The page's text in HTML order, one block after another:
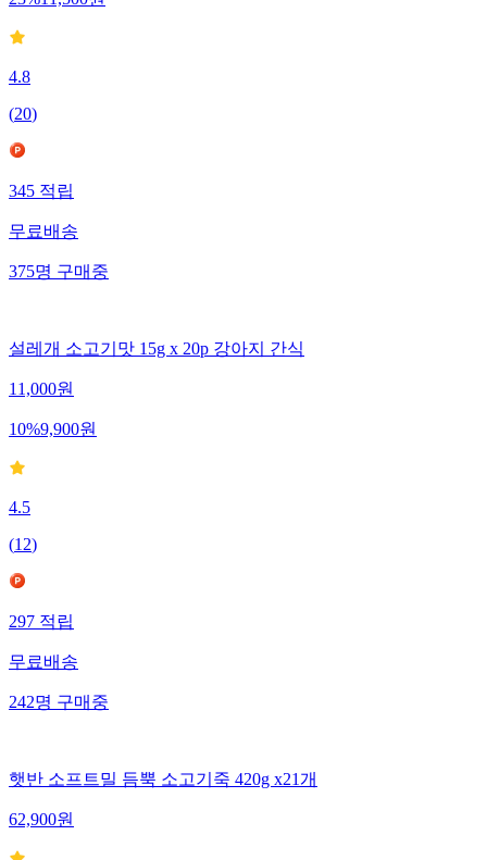
4.8
(20)
345적립
무료배송
375명구매중
설레개 소고기맛 15g x 20p 강아지 간식
11,000원
10%9,900원
4.5
(12)
297적립
무료배송
242명구매중
햇반 소프트밀 듬뿍 소고기죽 420g x21개
62,900원